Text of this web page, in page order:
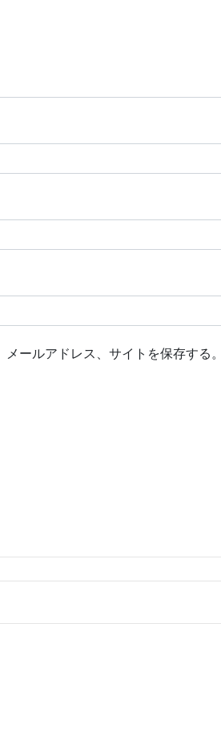
ールアドレス、サイトを保存する。